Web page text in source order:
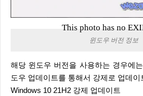
This photo has no
윈도우 버전 정보
해당 윈도우 버전을 사용하는 경우에는 마이크로소프트는 윈
도우 업데이트를 통해서 강제로 업데
Windows 10 21H2 강제 업데이트